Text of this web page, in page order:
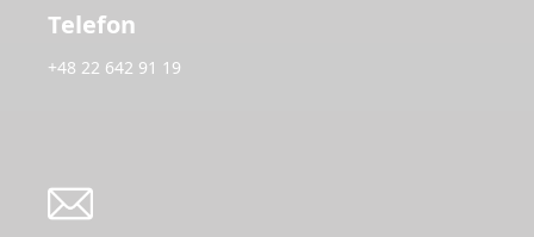
Telefon
+48 22 642 91 19